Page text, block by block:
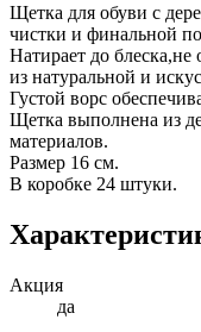
Щетка для обуви с
чистки и финальной
Натирает до блеска,не
из натуральной и
Густой ворс
Щетка выполнена из
материалов.
Размер 16 см.
В коробке 24 штуки.
Акция
да